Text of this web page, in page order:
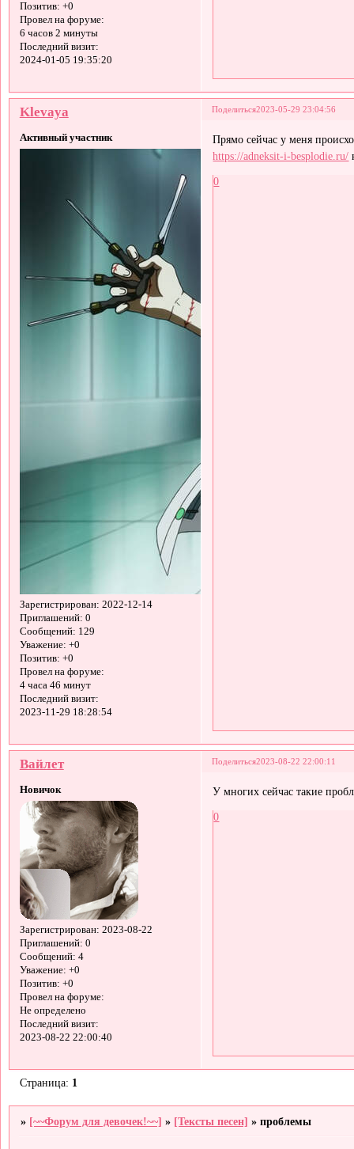
Позитив: +0
Провел на форуме:
6 часов 2 минуты
Последний визит:
2024-01-05 19:35:20
Поделиться2023-05-29 23:04:56
Klevaya
Активный участник
Зарегистрирован: 2022-12-14
Приглашений: 0
Сообщений: 129
Уважение: +0
Позитив: +0
Провел на форуме:
4 часа 46 минут
Последний визит:
2023-11-29 18:28:54
Прямо сейчас у меня
https://adneksit-i-besplodie.ru/
0
Поделиться2023-08-22 22:00:11
Вайлет
Новичок
Зарегистрирован: 2023-08-22
Приглашений: 0
Сообщений: 4
Уважение: +0
Позитив: +0
Провел на форуме:
Не определено
Последний визит:
2023-08-22 22:00:40
У многих сейчас такие
0
Страница: 1
» [~~Форум для девочек!~~] » [Тексты песен] »проблемы